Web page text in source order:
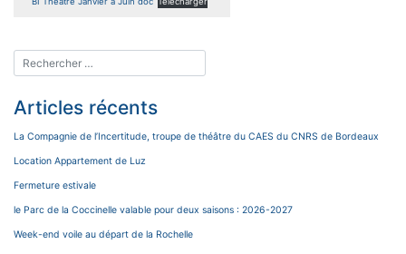
Articles récents
La Compagnie de l’Incertitude, troupe de théâtre du CAES du CNRS de Bordeaux
Location Appartement de Luz
Fermeture estivale
le Parc de la Coccinelle valable pour deux saisons : 2026-2027
Week-end voile au départ de la Rochelle